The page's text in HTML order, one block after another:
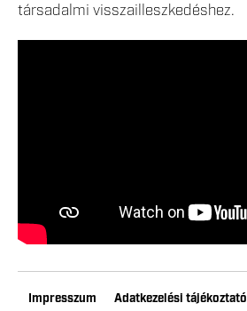
társadalmi visszailleszkedéshez.
Impresszum Adatkezelési tájékoztató